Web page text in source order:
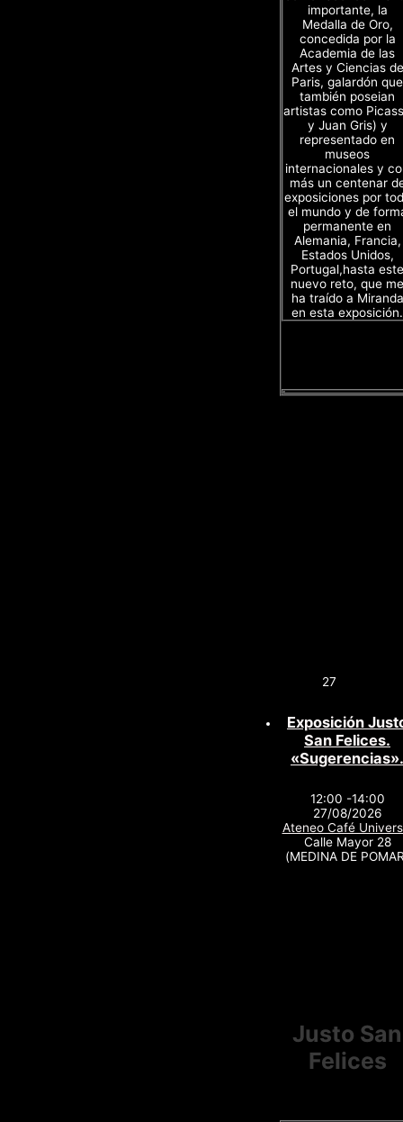
importante, la
Medalla de Oro,
concedida por la
Academia de las
Artes y Ciencias de
Paris, galardón que
también poseian
artistas como
y Juan Gris) y
representado en
museos
internacionales y
más un centenar
exposiciones por
el mundo y de
permanente en
Alemania, Francia,
Estados Unidos,
Portugal,hasta este
nuevo reto, que me
ha traído a Miranda
en esta exposición.
27
Exposición
San Felices.
«Sugerencias».
12:00 -14:00
27/08/2026
Ateneo Café
Calle Mayor 28
(MEDINA DE
Justo San
Felices